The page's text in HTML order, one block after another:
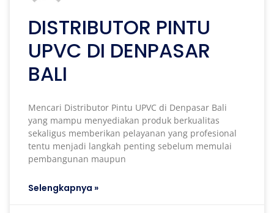
DISTRIBUTOR PINTU
UPVC DI DENPASAR
BALI
Mencari Distributor Pintu UPVC di Denpasar Bali
yang mampu menyediakan produk berkualitas
sekaligus memberikan pelayanan yang profesional
tentu menjadi langkah penting sebelum memulai
pembangunan maupun
Selengkapnya »